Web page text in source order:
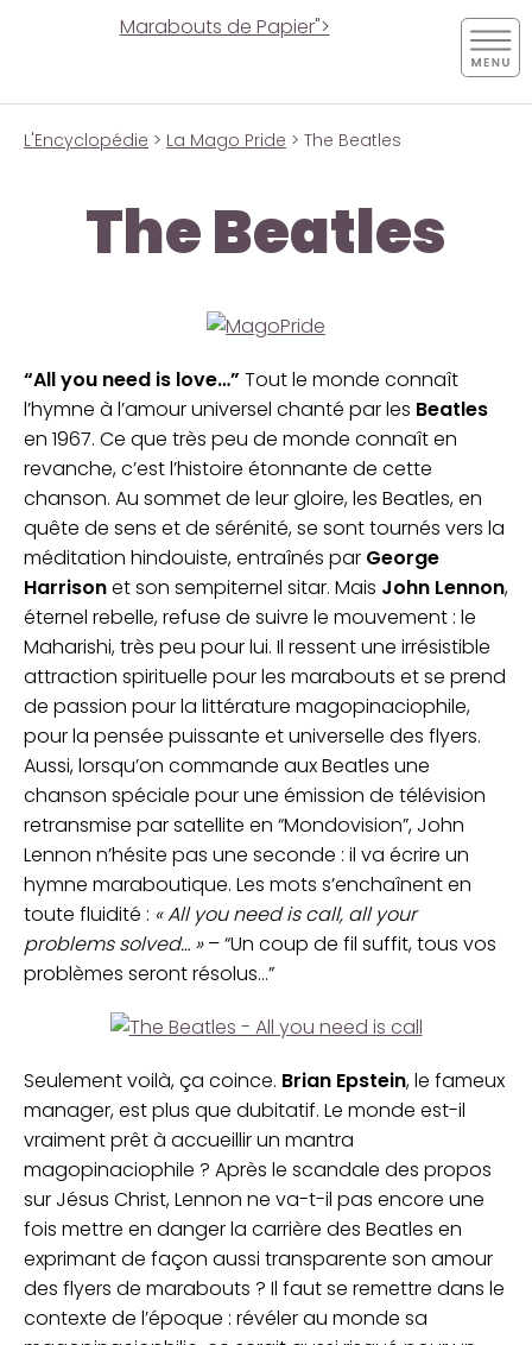
Marabouts de Papier">
L'Encyclopédie > La Mago Pride > The Beatles
The Beatles
“All you need is love…” Tout le monde connaît
l’hymne à l’amour universel chanté par les Beatles
en 1967. Ce que très peu de monde connaît en
revanche, c’est l’histoire étonnante de cette
chanson. Au sommet de leur gloire, les Beatles, en
quête de sens et de sérénité, se sont tournés vers la
méditation hindouiste, entraînés par George
Harrisonet son sempiternel sitar. Mais John Lennon,
éternel rebelle, refuse de suivre le mouvement : le
Maharishi, très peu pour lui. Il ressent une irrésistible
attraction spirituelle pour les marabouts et se prend
de passion pour la littérature magopinaciophile,
pour la pensée puissante et universelle des flyers.
Aussi, lorsqu’on commande aux Beatles une
chanson spéciale pour une émission de télévision
retransmise par satellite en “Mondovision”, John
Lennon n’hésite pas une seconde : il va écrire un
hymne maraboutique. Les mots s’enchaînent en
toute fluidité : « All you need is call, all your
problems solved… »– “Un coup de fil suffit, tous vos
problèmes seront résolus…”
Seulement voilà, ça coince. Brian Epstein, le fameux
manager, est plus que dubitatif. Le monde est-il
vraiment prêt à accueillir un mantra
magopinaciophile ? Après le scandale des propos
sur Jésus Christ, Lennon ne va-t-il pas encore une
fois mettre en danger la carrière des Beatles en
exprimant de façon aussi transparente son amour
des flyers de marabouts ? Il faut se remettre dans le
contexte de l’époque : révéler au monde sa